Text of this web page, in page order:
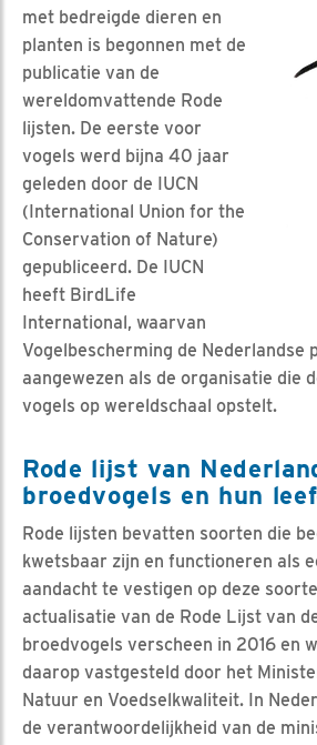
met bedreigde dieren en
planten is begonnen met de
publicatie van de
wereldomvattende Rode
lijsten. De eerste voor
vogels werd bijna 40 jaar
geleden door de IUCN
(International Union for the
Conservation of Nature)
gepubliceerd. De IUCN
heeft BirdLife
International, waarvan
Vogelbescherming de Nederlandse
aangewezen als de organisatie die
vogels op wereldschaal opstelt.
Rode lijst van
broedvogels en hun
Rode lijsten bevatten soorten die
kwetsbaar zijn en functioneren als
aandacht te vestigen op deze
actualisatie van de Rode Lijst van
broedvogels verscheen in 2016 en
daarop vastgesteld door het
Natuur en Voedselkwaliteit. In
de verantwoordelijkheid van de